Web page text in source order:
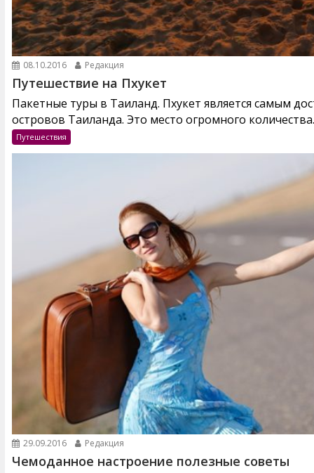
08.10.2016 Редакция
Путешествие на Пхукет
Пакетные туры в Таиланд. Пхукет является самым
островов Таиланда. Это место огромного
Путешествия
29.09.2016 Редакция
Чемоданное настроение полезные советы